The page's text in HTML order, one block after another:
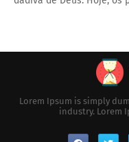
Lorem Ipsum is simply
industry. Lorem